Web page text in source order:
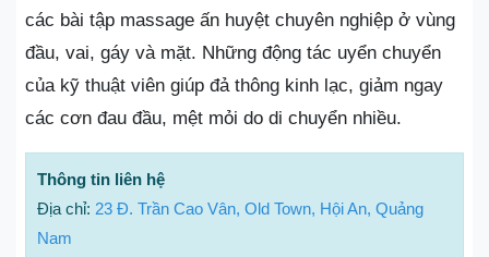
các bài tập massage ấn huyệt chuyên nghiệp ở vùng
đầu, vai, gáy và mặt. Những động tác uyển chuyển
của kỹ thuật viên giúp đả thông kinh lạc, giảm ngay
các cơn đau đầu, mệt mỏi do di chuyển nhiều.
Thông tin liên hệ
Địa chỉ: 23 Đ. Trần Cao Vân, Old Town, Hội An, Quảng
Nam